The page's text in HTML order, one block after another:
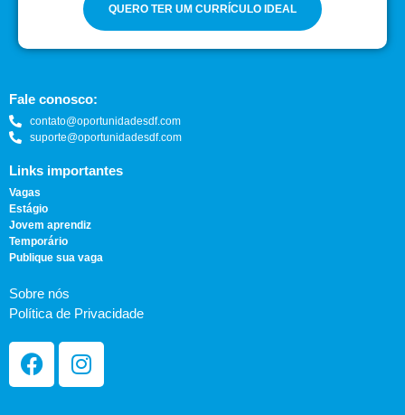
QUERO TER UM CURRÍCULO IDEAL
Fale conosco:
contato@oportunidadesdf.com
suporte@oportunidadesdf.com
Links importantes
Vagas
Estágio
Jovem aprendiz
Temporário
Publique sua vaga
Sobre nós
Política de Privacidade